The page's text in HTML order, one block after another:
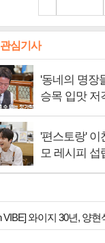
심기사
'동네의 명장
승목 입맛 저
'편스토랑' 이
모 레시피 섭
VIBE] 와이지 30년, 양